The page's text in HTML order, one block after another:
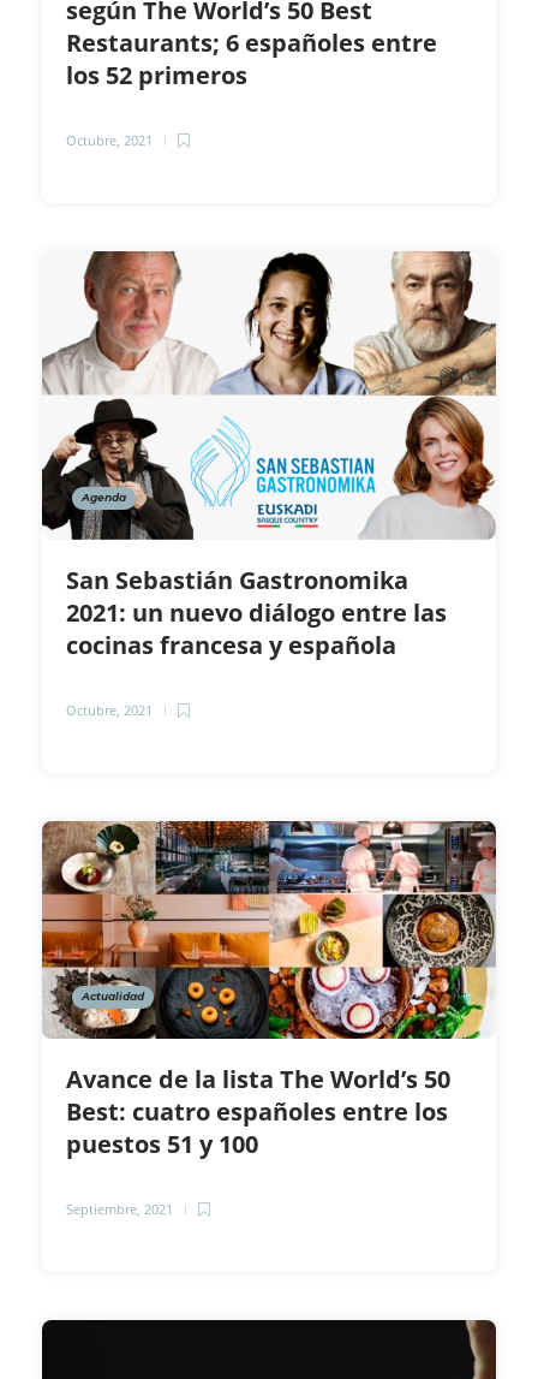
según The World’s 50 Best
Restaurants; 6 españoles entre
los 52 primeros
Octubre, 2021
Agenda
San Sebastián Gastronomika
2021: un nuevo diálogo entre las
cocinas francesa y española
Octubre, 2021
Actualidad
Avance de la lista The World’s 50
Best: cuatro españoles entre los
puestos 51 y 100
Septiembre, 2021